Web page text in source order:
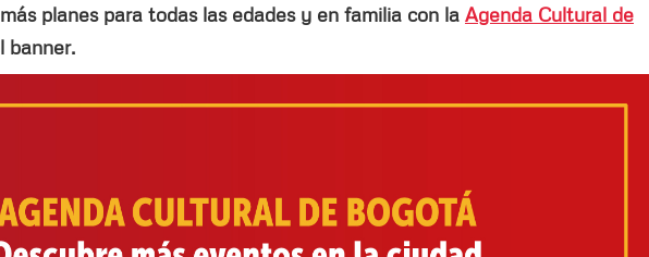
planes para todas las edades y en familia con la Agenda Cultural de
banner.